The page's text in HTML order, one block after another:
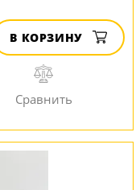
В КОРЗИНУ